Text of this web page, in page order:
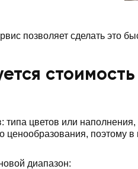
позволяет сделать это
типа цветов или
поэтому в
диапазон: